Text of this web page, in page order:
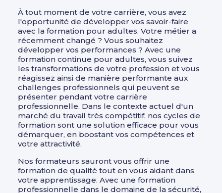
À tout moment de votre carrière, vous avez
l'opportunité de développer vos savoir-faire
avec la formation pour adultes. Votre métier a
récemment changé ? Vous souhaitez
développer vos performances ? Avec une
formation continue pour adultes, vous suivez
les transformations de votre profession et vous
réagissez ainsi de manière performante aux
challenges professionnels qui peuvent se
présenter pendant votre carrière
professionnelle. Dans le contexte actuel d'un
marché du travail très compétitif, nos cycles de
formation sont une solution efficace pour vous
démarquer, en boostant vos compétences et
votre attractivité.
Nos formateurs sauront vous offrir une
formation de qualité tout en vous aidant dans
votre apprentissage. Avec une formation
professionnelle dans le domaine de la sécurité,